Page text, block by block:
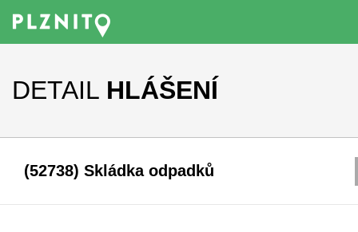
DETAIL HLÁŠENÍ
(52738) Skládka odpadků